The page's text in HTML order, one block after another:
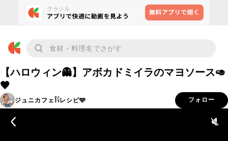
【ハロウィン👻】アボカドミイラのマヨソース🥑
🖤
ジュニカフェ𓌉𓇋レシピ🩵 フォロー